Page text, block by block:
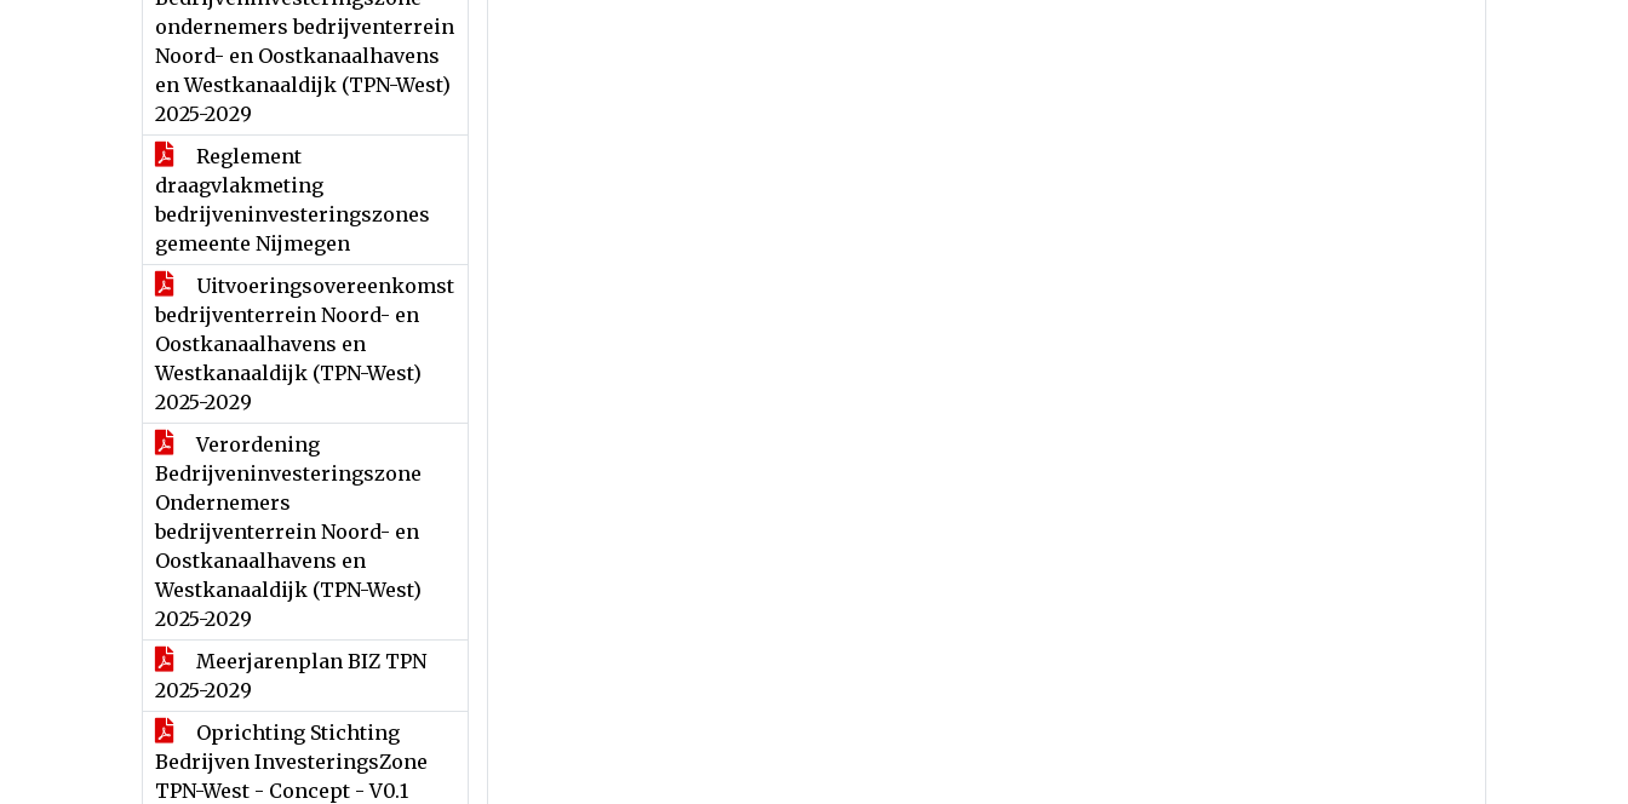
ondernemers bedrijventerrein
Noord- en Oostkanaalhavens
en Westkanaaldijk (TPN-West)
2025-2029
Reglement
draagvlakmeting
bedrijveninvesteringszones
gemeente Nijmegen
Uitvoeringsovereenkomst
bedrijventerrein Noord- en
Oostkanaalhavens en
Westkanaaldijk (TPN-West)
2025-2029
Verordening
Bedrijveninvesteringszone
Ondernemers
bedrijventerrein Noord- en
Oostkanaalhavens en
Westkanaaldijk (TPN-West)
2025-2029
Meerjarenplan BIZ TPN
2025-2029
Oprichting Stichting
Bedrijven InvesteringsZone
TPN-West - Concept - V0.1